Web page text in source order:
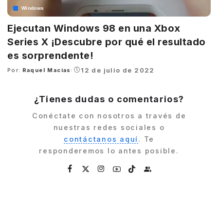
Windows
Ejecutan Windows 98 en una Xbox
Series X ¡Descubre por qué el resultado
es sorprendente!
Posted
Por: Raquel Macias 12 de julio de 2022
¿Tienes dudas o comentarios?
Conéctate con nosotros a través de
nuestras redes sociales o
contáctanos aquí. Te
responderemos lo antes posible.